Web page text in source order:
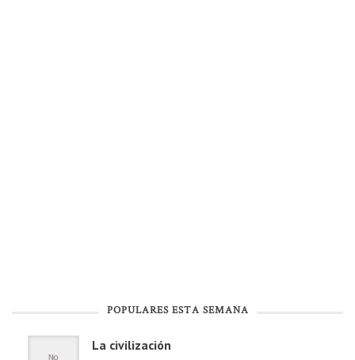
POPULARES ESTA SEMANA
La civilización